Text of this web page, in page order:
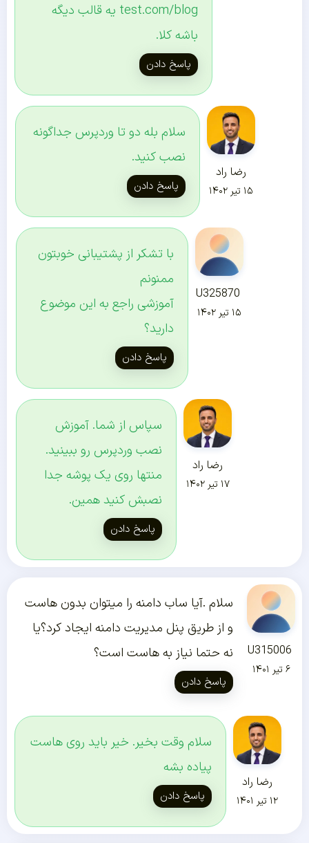
test.com/blog یه قالب دیگه
باشه کلا.
پاسخ دادن
رضا راد
۱۵ تیر ۱۴۰۲
سلام بله دو تا وردپرس جداگونه
نصب کنید.
پاسخ دادن
U325870
۱۵ تیر ۱۴۰۲
با تشکر از پشتیبانی خوبتون
ممنونم
آموزشی راجع به این موضوع
دارید؟
پاسخ دادن
رضا راد
۱۷ تیر ۱۴۰۲
سپاس از شما. آموزش
نصب وردپرس رو ببینید.
منتها روی یک پوشه جدا
نصبش کنید همین.
پاسخ دادن
U315006
۶ تیر ۱۴۰۱
سلام .آیا ساب دامنه را میتوان بدون هاست
و از طریق پنل مدیریت دامنه ایجاد کرد؟یا
نه حتما نیاز به هاست است؟
پاسخ دادن
رضا راد
۱۲ تیر ۱۴۰۱
سلام وقت بخیر. خیر باید روی هاست
پیاده بشه
پاسخ دادن